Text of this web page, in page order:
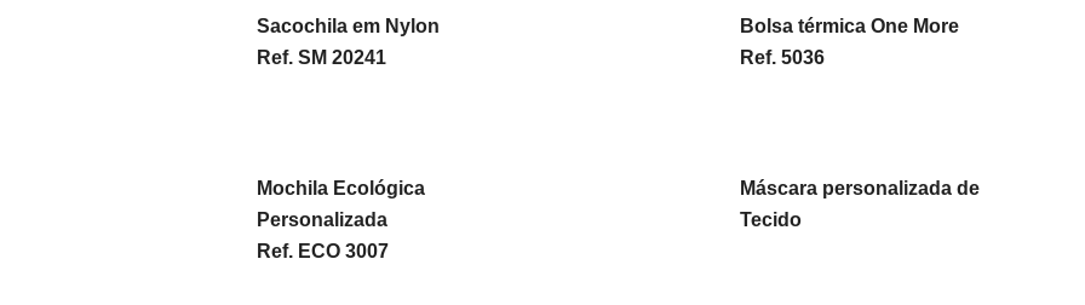
Sacochila em Nylon
Ref. SM 20241
Bolsa térmica One More
Ref. 5036
Mochila Ecológica
Personalizada
Ref. ECO 3007
Máscara personalizada de
Tecido